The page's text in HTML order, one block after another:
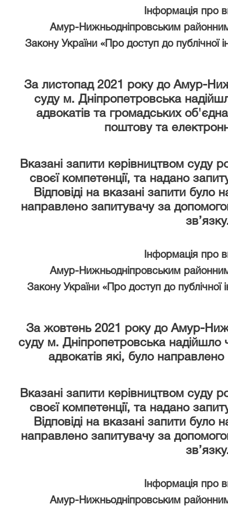
Інформація про
Амур-Нижньодніпровським
Закону України «Про доступ до публічної
За листопад 2021 року до Амур-
суду м. Дніпропетровська
адвокатів та громадських
поштову та
Вказані запити керівництвом суду
своєї компетенції, та надано
Відповіді на вказані запити
направлено запитувачу за
Інформація про
Амур-Нижньодніпровським
Закону України «Про доступ до публічної
За жовтень 2021 року до Амур-
суду м. Дніпропетровська надійшло
адвокатів які, було
Вказані запити керівництвом суду
своєї компетенції, та надано
Відповіді на вказані запити
направлено запитувачу за
Інформація про
Амур-Нижньодніпровським